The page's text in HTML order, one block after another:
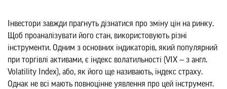
Інвестори завжди прагнуть дізнатися про зміну цін на ринку.
Щоб проаналізувати його стан, використовують різні
інструменти. Одним з основних індикаторів, який популярний
при торгівлі активами, є індекс волатильності (VIX — з англ.
Volatility Index), або, як його ще називають, індекс страху.
Однак не всі мають повноцінне уявлення про цей інструмент.